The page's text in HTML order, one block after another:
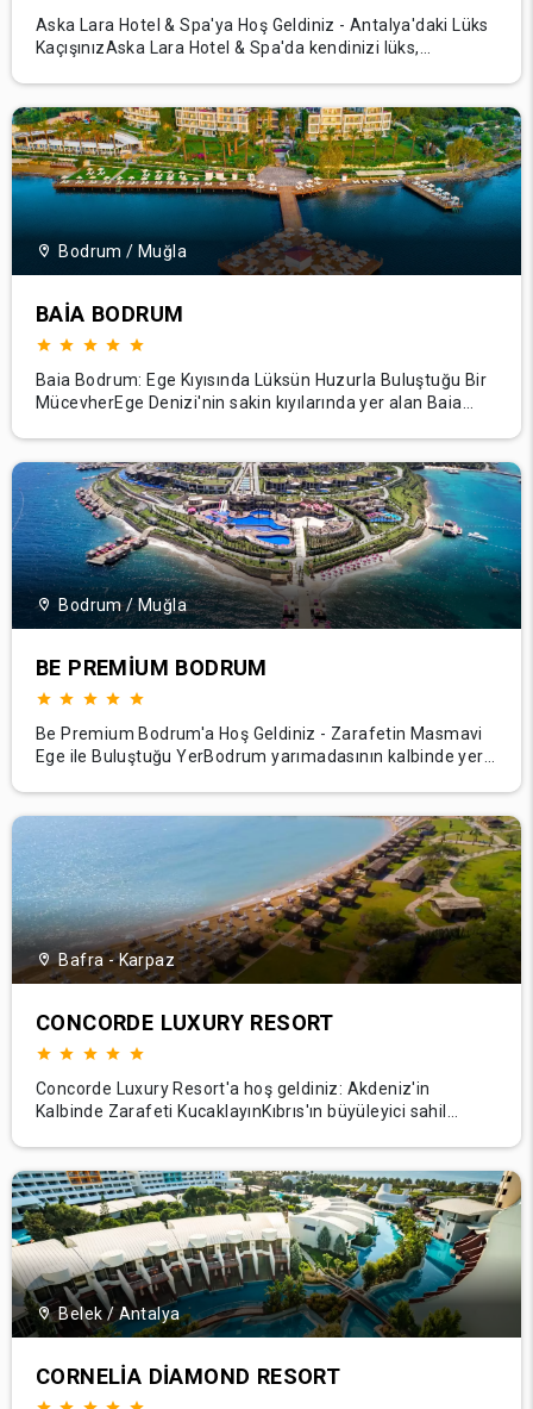
Aska Lara Hotel & Spa'ya Hoş Geldiniz - Antalya'daki Lüks
KaçışınızAska Lara Hotel & Spa'da kendinizi lüks,
modern zarafet, olağanüstü konfor ve gerçek Türk
misafirperverliğinin mükemmel bir karış
Bodrum / Muğla
BAIA BODRUM
Baia Bodrum: Ege Kıyısında Lüksün Huzurla Buluştuğu Bir
MücevherEge Denizi'nin sakin kıyılarında yer alan Baia
mücevher gibi parıldıyor. Eşsiz mimarisi, panoramik deniz
manzarası ve kusursuz hizmetiyle bu pr
Bodrum / Muğla
BE PREMIUM BODRUM
Be Premium Bodrum'a Hoş Geldiniz - Zarafetin Masmavi
Ege ile Buluştuğu YerBodrum yarımadasının kalbinde yer
ediyor. Bodrum'un göz alıcı kıyı manzarasının fonunda yer
alan bu seçkin inziva yeri, olağanüstü hi
Bafra - Karpaz
CONCORDE LUXURY RESORT
Concorde Luxury Resort'a hoş geldiniz: Akdeniz'in
Kalbinde Zarafeti KucaklayınKıbrıs'ın büyüleyici sahil
lüksün sınır tanımadığı bir dünyayı keşfedin. Burada,
görkemli konforu benzersiz hizmetle harmanlayarak
Belek / Antalya
CORNELIA DIAMOND RESORT